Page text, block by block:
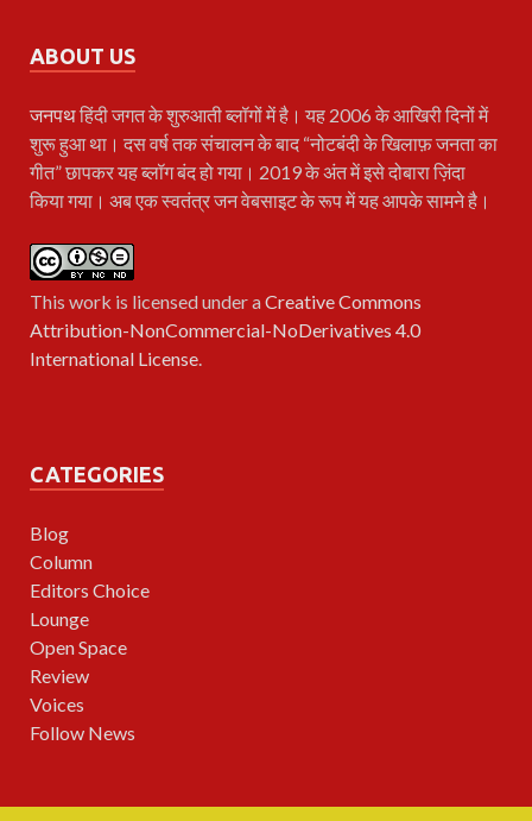
ABOUT US
जनपथहिंदी जगत के शुरुआती ब्लॉगों में है। यह 2006 के आखिरी दिनों में
शुरू हुआ था। दस वर्ष तक संचालन के बाद “नोटबंदी के खिलाफ़ जनता का
गीत” छापकर यह ब्लॉग बंद हो गया। 2019 के अंत में इसे दोबारा ज़िंदा
किया गया। अब एक स्वतंत्र जन वेबसाइट के रूप में यह आपके सामने है।
This work is licensed under aCreative Commons
Attribution-NonCommercial-NoDerivatives 4.0
International License
CATEGORIES
Blog
Column
Editors Choice
Lounge
Open Space
Review
Voices
Follow News